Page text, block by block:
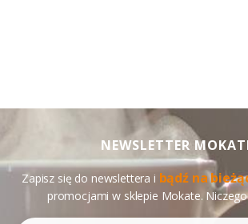
NEWSLETTER
Zapisz się do newslettera i bądź na
promocjami w sklepie Mokate.